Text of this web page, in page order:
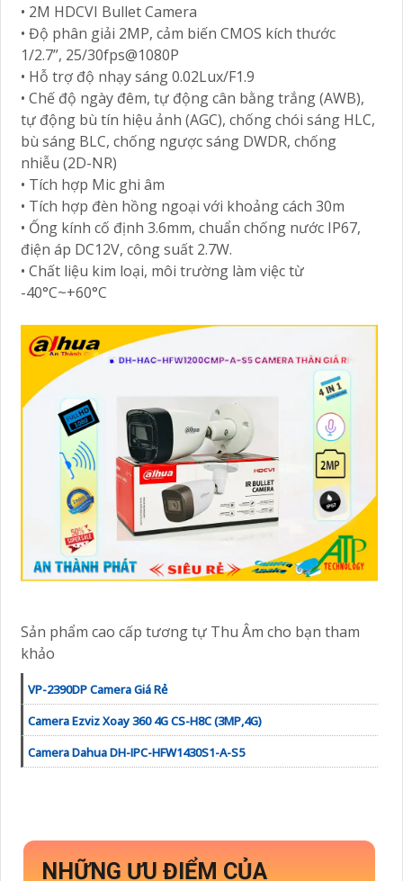
• 2M HDCVI Bullet Camera
• Độ phân giải 2MP, cảm biến CMOS kích thước
1/2.7”, 25/30fps@1080P
• Hỗ trợ độ nhạy sáng 0.02Lux/F1.9
• Chế độ ngày đêm, tự động cân bằng trắng (AWB),
tự động bù tín hiệu ảnh (AGC), chống chói sáng HLC,
bù sáng BLC, chống ngược sáng DWDR, chống
nhiễu (2D-NR)
• Tích hợp Mic ghi âm
• Tích hợp đèn hồng ngoại với khoảng cách 30m
• Ống kính cố định 3.6mm, chuẩn chống nước IP67,
điện áp DC12V, công suất 2.7W.
• Chất liệu kim loại, môi trường làm việc từ
-40°C~+60°C
Sản phẩm cao cấp tương tự Thu Âm cho bạn tham
khảo
VP-2390DP Camera Giá Rẻ
Camera Ezviz Xoay 360 4G CS-H8C (3MP,4G)
Camera Dahua DH-IPC-HFW1430S1-A-S5
NHỮNG ƯU ĐIỂM CỦA